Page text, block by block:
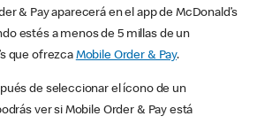
& Pay aparecerá en el app de McDonald’s
estés a menos de 5 millas de un
que ofrezca Mobile Order & Pay.
de seleccionar el ícono de un
ver si Mobile Order & Pay está